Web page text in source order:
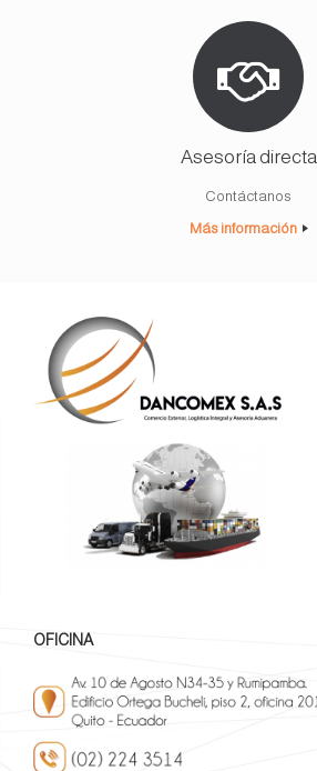
Asesoría directa
Contáctanos
Más información
OFICINA